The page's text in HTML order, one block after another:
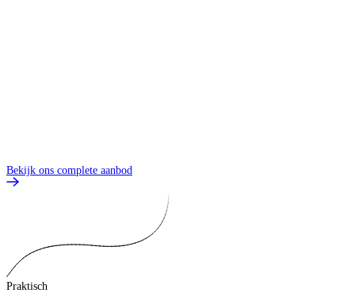
Bekijk ons complete aanbod
Praktisch